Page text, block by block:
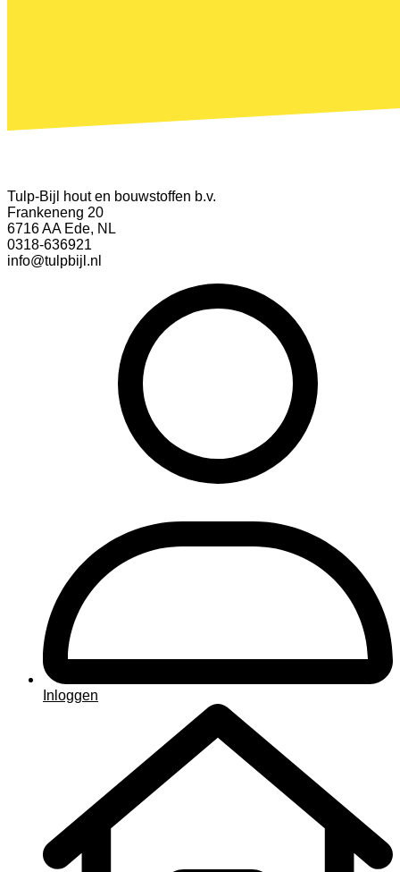
Tulp-Bijl hout en bouwstoffen b.v.
Frankeneng 20
6716 AA Ede, NL
0318-636921
info@tulpbijl.nl
Inloggen